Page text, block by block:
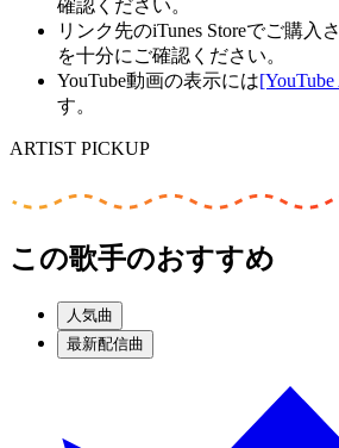
確認ください。
リンク先のiTunes Storeでご購入
を十分にご確認ください。
YouTube動画の表示には
す。
ARTIST PICKUP
この歌手のおすすめ
人気曲
最新配信曲